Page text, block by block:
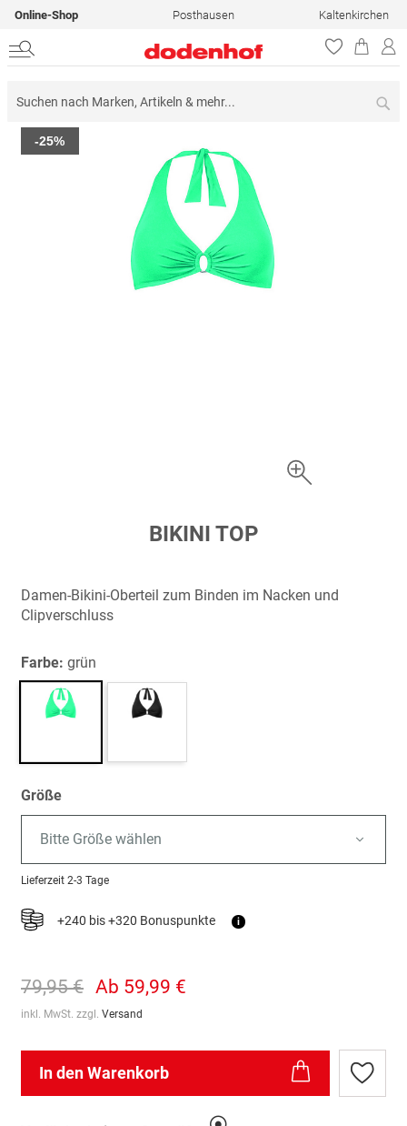
Online-Shop Posthausen Kaltenkirchen
Zum
Ende
-25%
springen
BIKINI TOP
Damen-Bikini-Oberteil zum Binden im Nacken und
Clipverschluss
Farbe: grün
Größe
Bitte Größe wählen
Lieferzeit 2-3 Tage
+240 bis +320 Bonuspunkte i
79,95 € Ab 59,99 €
inkl. MwSt. zzgl. Versand
In den Warenkorb
Zur